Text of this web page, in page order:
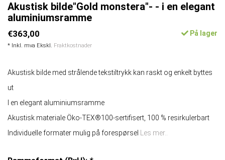
Akustisk bilde"Gold monstera"- - i en elegant
aluminiumsramme
€363,00
* Inkl. mva Ekskl. Fraktkostnader
På lager
Akustisk bilde med strålende tekstiltrykk kan raskt og enkelt byttes
ut
I en elegant aluminiumsramme
Akustisk materiale Öko-TEX®100-sertifisert, 100 % resirkulerbart
Individuelle formater mulig på forespørsel Les mer..